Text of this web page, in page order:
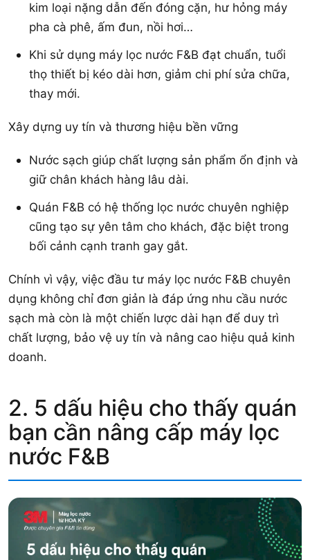
kim loại nặng dẫn đến đóng cặn, hư hỏng máy
pha cà phê, ấm đun, nồi hơi…
Khi sử dụng máy lọc nước F&B đạt chuẩn, tuổi
thọ thiết bị kéo dài hơn, giảm chi phí sửa chữa,
thay mới.
Xây dựng uy tín và thương hiệu bền vững
Nước sạch giúp chất lượng sản phẩm ổn định và
giữ chân khách hàng lâu dài.
Quán F&B có hệ thống lọc nước chuyên nghiệp
cũng tạo sự yên tâm cho khách, đặc biệt trong
bối cảnh cạnh tranh gay gắt.
Chính vì vậy, việc đầu tư máy lọc nước F&B chuyên
dụng không chỉ đơn giản là đáp ứng nhu cầu nước
sạch mà còn là một chiến lược dài hạn để duy trì
chất lượng, bảo vệ uy tín và nâng cao hiệu quả kinh
doanh.
2. 5 dấu hiệu cho thấy quán
bạn cần nâng cấp máy lọc
nước F&B